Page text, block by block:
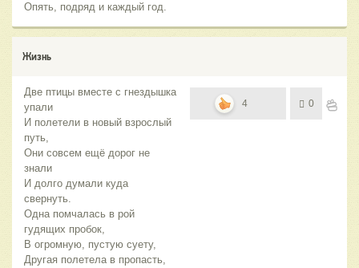
Опять, подряд и каждый год.
Жизнь
Две птицы вместе с гнездышка
упали
И полетели в новый взрослый
путь,
Они совсем ещё дорог не
знали
И долго думали куда
свернуть.
Одна помчалась в рой
гудящих пробок,
В огромную, пустую суету,
Другая полетела в пропасть,
4 0